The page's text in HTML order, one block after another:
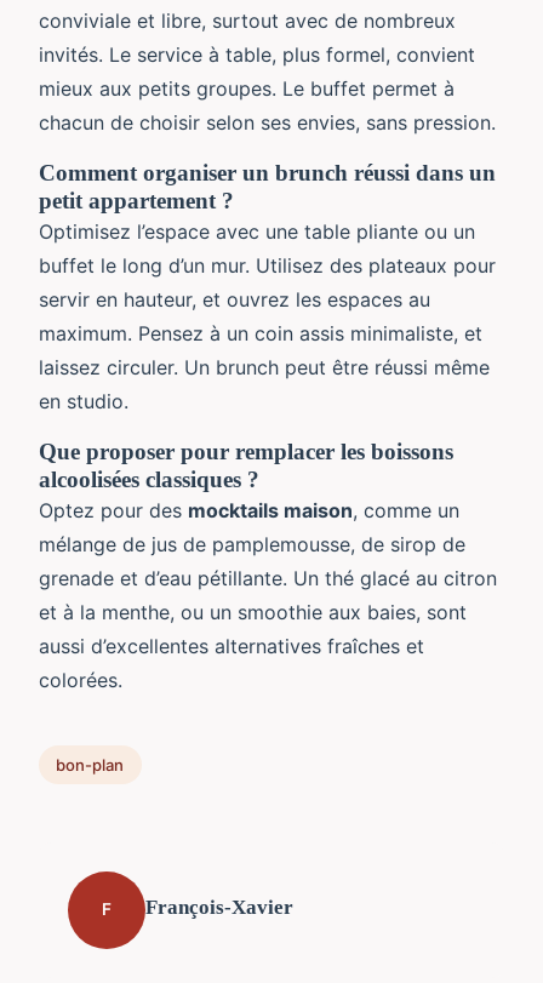
conviviale et libre, surtout avec de nombreux
invités. Le service à table, plus formel, convient
mieux aux petits groupes. Le buffet permet à
chacun de choisir selon ses envies, sans pression.
Comment organiser un brunch réussi dans un
petit appartement ?
Optimisez l’espace avec une table pliante ou un
buffet le long d’un mur. Utilisez des plateaux pour
servir en hauteur, et ouvrez les espaces au
maximum. Pensez à un coin assis minimaliste, et
laissez circuler. Un brunch peut être réussi même
en studio.
Que proposer pour remplacer les boissons
alcoolisées classiques ?
Optez pour des mocktails maison, comme un
mélange de jus de pamplemousse, de sirop de
grenade et d’eau pétillante. Un thé glacé au citron
et à la menthe, ou un smoothie aux baies, sont
aussi d’excellentes alternatives fraîches et
colorées.
bon-plan
F François-Xavier